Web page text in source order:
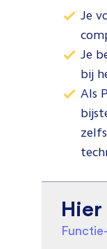
Je
Je
bij
Als